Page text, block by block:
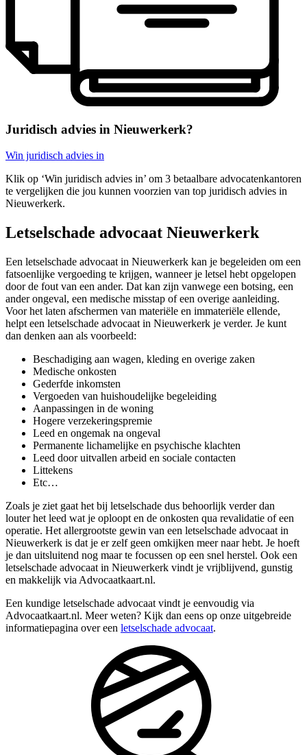
Juridisch advies in Nieuwerkerk?
Win juridisch advies in
Klik op ‘Win juridisch advies in’ om 3 betaalbare advocatenkantoren
te vergelijken die jou kunnen voorzien van top juridisch advies in
Nieuwerkerk.
Letselschade advocaat Nieuwerkerk
Een letselschade advocaat in Nieuwerkerk kan je begeleiden om een
fatsoenlijke vergoeding te krijgen, wanneer je letsel hebt opgelopen
door de fout van een ander. Dat kan zijn vanwege een botsing, een
ander ongeval, een medische misstap of een overige aanleiding.
Voor het laten afschermen van materiële en immateriële ellende,
helpt een letselschade advocaat in Nieuwerkerk je verder. Je kunt
dan denken aan als voorbeeld:
Beschadiging aan wagen, kleding en overige zaken
Medische onkosten
Gederfde inkomsten
Vergoeden van huishoudelijke begeleiding
Aanpassingen in de woning
Hogere verzekeringspremie
Leed en ongemak na ongeval
Permanente lichamelijke en psychische klachten
Leed door uitvallen arbeid en sociale contacten
Littekens
Etc…
Zoals je ziet gaat het bij letselschade dus behoorlijk verder dan
louter het leed wat je oploopt en de onkosten qua revalidatie of een
operatie. Het allergrootste gewin van een letselschade advocaat in
Nieuwerkerk is dat je er zelf geen omkijken meer naar hebt. Je hoeft
je dan uitsluitend nog maar te focussen op een snel herstel. Ook een
letselschade advocaat in Nieuwerkerk vindt je vrijblijvend, gunstig
en makkelijk via Advocaatkaart.nl.
Een kundige letselschade advocaat vindt je eenvoudig via
Advocaatkaart.nl. Meer weten? Kijk dan eens op onze uitgebreide
informatiepagina over een letselschade advocaat.